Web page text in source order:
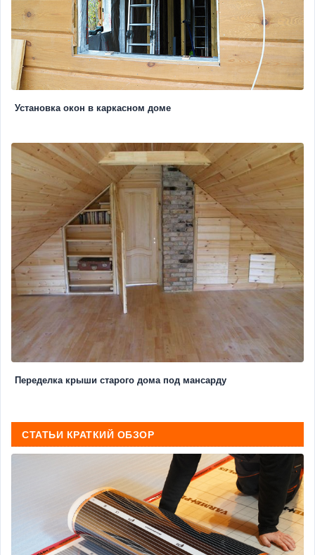
Установка окон в каркасном доме
Переделка крыши старого дома под мансарду
СТАТЬИ КРАТКИЙ ОБЗОР